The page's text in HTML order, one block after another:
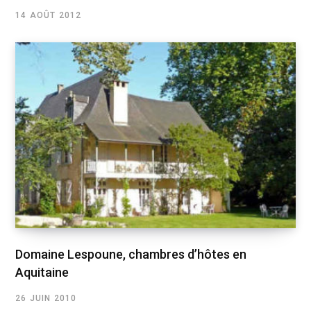
14 AOÛT 2012
Domaine Lespoune, chambres d’hôtes en
Aquitaine
26 JUIN 2010